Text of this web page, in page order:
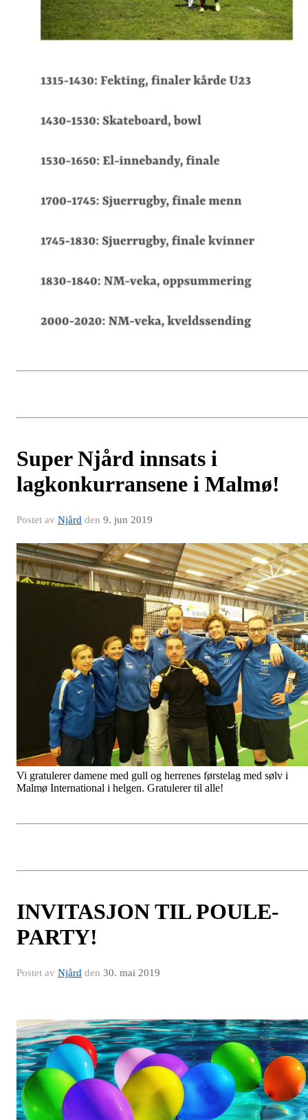
Super Njård innsats i
lagkonkurransene i Malmø!
Postet av Njård den 9. jun 2019
Vi gratulerer damene med gull og herrenes førstelag med sølv i
Malmø International i helgen. Gratulerer til alle!
INVITASJON TIL POULE-
PARTY!
Postet av Njård den 30. mai 2019